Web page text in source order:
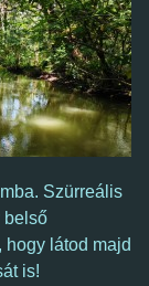
Szürreális
belső
látod majd
is!